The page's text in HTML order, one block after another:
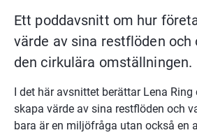
Ett poddavsnitt om hur
värde av sina restflöden
den cirkulära omställningen.
I det här avsnittet berättar Lena
skapa värde av sina restflöden och
bara är en miljöfråga utan också en